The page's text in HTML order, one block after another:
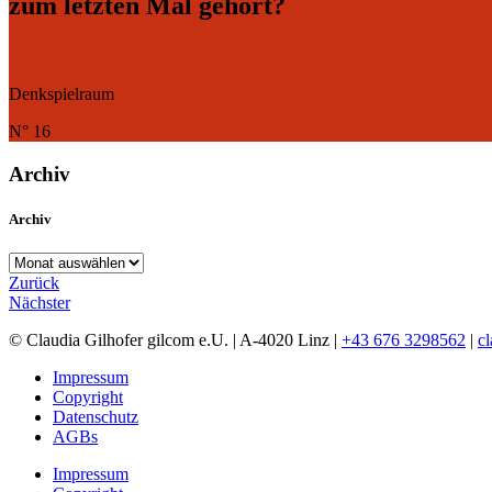
Denkspielraum
N° 16
Archiv
Archiv
Archiv
Zurück
Nächster
© Claudia Gilhofer gilcom e.U. | A-4020 Linz | +43 676 3298562 |
Impressum
Copyright
Datenschutz
AGBs
Impressum